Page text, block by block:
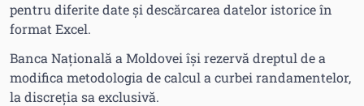
pentru diferite date și descărcarea datelor istorice în
format Excel.
Banca Națională a Moldovei își rezervă dreptul de a
modifica metodologia de calcul a curbei randamentelor,
la discreția sa exclusivă.